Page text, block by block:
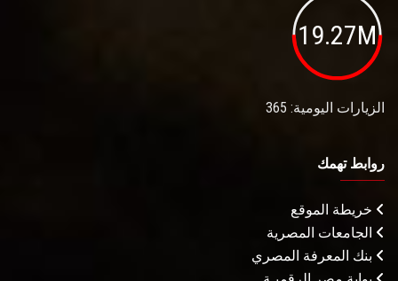
19.27M
الزيارات اليومية: 365
روابط تهمك
خريطة الموقع
الجامعات المصرية
بنك المعرفة المصري